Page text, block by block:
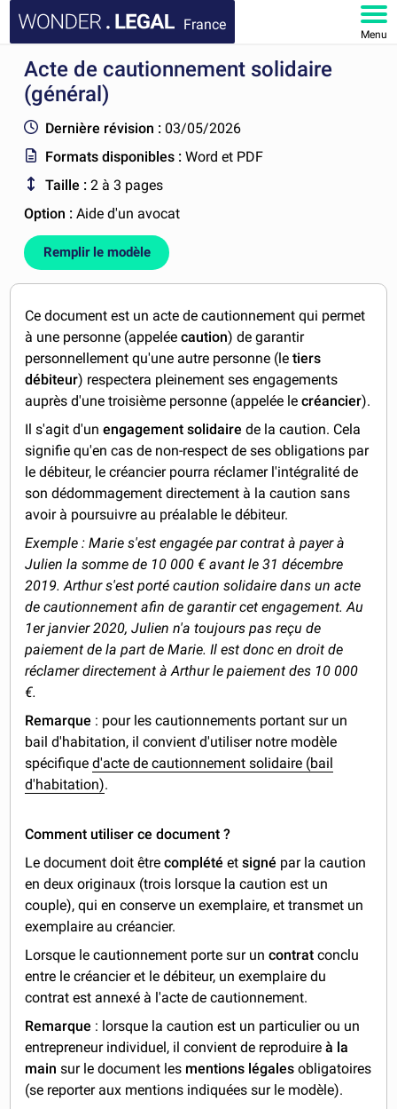
France
Menu
ACCUEIL
FAQ
MON COMPTE
Acte de cautionnement solidaire
(général)
Dernière révision : 03/05/2026
Formats disponibles :Word et PDF
Taille : 2 à 3 pages
Option :Aide d'un avocat
Remplir le modèle
Ce document est un acte de cautionnement qui permet
à une personne (appeléecaution) de garantir
personnellement qu'une autre personne (letiers
débiteur) respectera pleinement ses engagements
auprès d'une troisième personne (appelée lecréancier).
Il s'agit d'unengagement solidaire de la caution. Cela
signifie qu'en cas de non-respect de ses obligations par
le débiteur, le créancier pourra réclamer l'intégralité de
son dédommagement directement à la caution sans
avoir à poursuivre au préalable le débiteur.
Exemple : Marie s'est engagée par contrat à payer à
Julien la somme de 10 000 € avant le 31 décembre
2019. Arthur s'est porté caution solidaire dans un acte
de cautionnement afin de garantir cet engagement. Au
1er janvier 2020, Julien n'a toujours pas reçu de
paiement de la part de Marie. Il est donc en droit de
réclamer directement à Arthur le paiement des 10 000
€.
Remarque : pour les cautionnements portant sur un
bail d'habitation, il convient d'utiliser notre modèle
spécifiqued'acte de cautionnement solidaire (bail
d'habitation).
Comment utiliser ce document ?
Le document doit êtrecomplété etsigné par la caution
en deux originaux (trois lorsque la caution est un
couple), qui en conserve un exemplaire, et transmet un
exemplaire au créancier.
Lorsque le cautionnement porte sur uncontrat conclu
entre le créancier et le débiteur, un exemplaire du
contrat est annexé à l'acte de cautionnement.
Remarque : lorsque la caution est un particulier ou un
entrepreneur individuel, il convient de reproduireà la
main sur le document les mentions légalesobligatoires
(se reporter aux mentions indiquées sur le modèle).